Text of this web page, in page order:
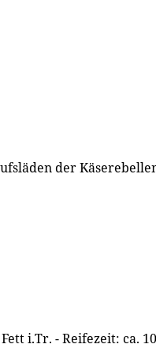
der
i.Tr. - Reifezeit: ca.